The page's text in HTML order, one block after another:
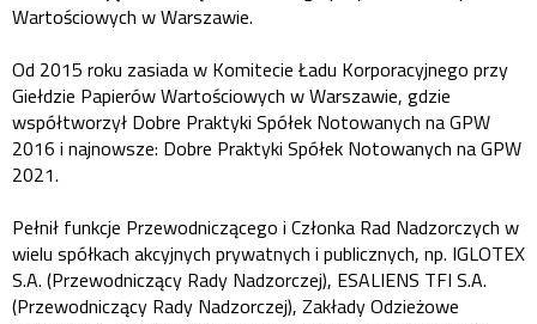
Wartościowych w Warszawie.
Od 2015 roku zasiada w Komitecie Ładu Korporacyjnego przy
Giełdzie Papierów Wartościowych w Warszawie, gdzie
współtworzył Dobre Praktyki Spółek Notowanych na GPW
2016 i najnowsze: Dobre Praktyki Spółek Notowanych na GPW
2021.
Pełnił funkcje Przewodniczącego i Członka Rad Nadzorczych w
wielu spółkach akcyjnych prywatnych i publicznych, np. IGLOTEX
S.A. (Przewodniczący Rady Nadzorczej), ESALIENS TFI S.A.
(Przewodniczący Rady Nadzorczej), Zakłady Odzieżowe